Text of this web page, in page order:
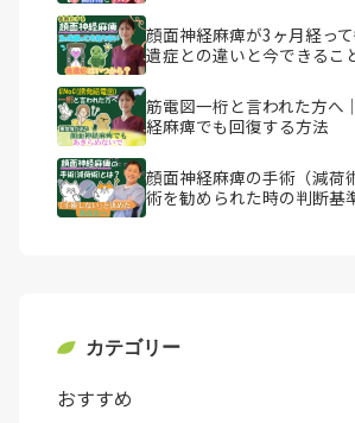
顔面神経麻痺が3ヶ月経っ
遺症との違いと今できるこ
筋電図一桁と言われた方へ
経麻痺でも回復する方法
顔面神経麻痺の手術（減荷
術を勧められた時の判断基
カテゴリー
おすすめ